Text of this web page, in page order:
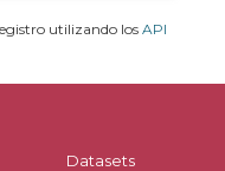
utilizando los API
Datasets